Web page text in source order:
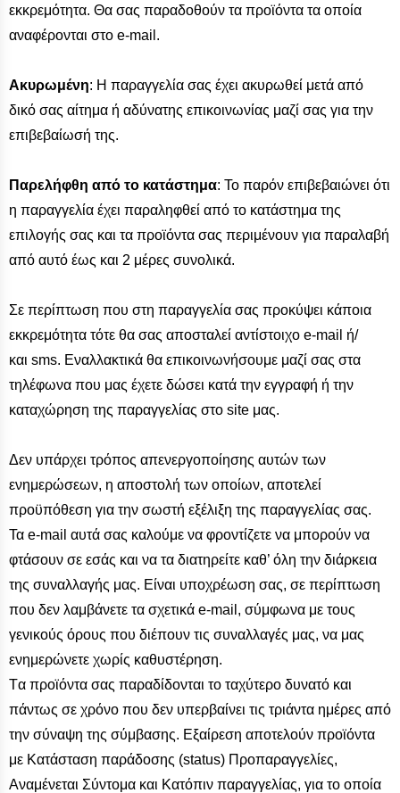
εκκρεμότητα. Θα σας παραδοθούν τα προϊόντα τα οποία
αναφέρονται στο e-mail.
Ακυρωμένη: Η παραγγελία σας έχει ακυρωθεί μετά από
δικό σας αίτημα ή αδύνατης επικοινωνίας μαζί σας για την
επιβεβαίωσή της.
Παρελήφθη από το κατάστημα: Το παρόν επιβεβαιώνει ότι
η παραγγελία έχει παραληφθεί από το κατάστημα της
επιλογής σας και τα προϊόντα σας περιμένουν για παραλαβή
από αυτό έως και 2 μέρες συνολικά.
Σε περίπτωση που στη παραγγελία σας προκύψει κάποια
εκκρεμότητα τότε θα σας αποσταλεί αντίστοιχο e-mail ή/
και sms. Εναλλακτικά θα επικοινωνήσουμε μαζί σας στα
τηλέφωνα που μας έχετε δώσει κατά την εγγραφή ή την
καταχώρηση της παραγγελίας στο site μας.
Δεν υπάρχει τρόπος απενεργοποίησης αυτών των
ενημερώσεων, η αποστολή των οποίων, αποτελεί
προϋπόθεση για την σωστή εξέλιξη της παραγγελίας σας.
Τα e-mail αυτά σας καλούμε να φροντίζετε να μπορούν να
φτάσουν σε εσάς και να τα διατηρείτε καθ’ όλη την διάρκεια
της συναλλαγής μας. Είναι υποχρέωση σας, σε περίπτωση
που δεν λαμβάνετε τα σχετικά e-mail, σύμφωνα με τους
γενικούς όρους που διέπουν τις συναλλαγές μας, να μας
ενημερώνετε χωρίς καθυστέρηση.
Tα προϊόντα σας παραδίδονται το ταχύτερο δυνατό και
πάντως σε χρόνο που δεν υπερβαίνει τις τριάντα ημέρες από
την σύναψη της σύμβασης. Εξαίρεση αποτελούν προϊόντα
με Κατάσταση παράδοσης (status) Προπαραγγελίες,
Αναμένεται Σύντομα και Κατόπιν παραγγελίας, για το οποία